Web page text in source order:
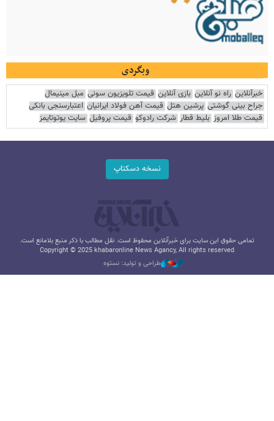
وبگردی
خبرآنلاین راه نو آنلاین بازی آنلاین قیمت تلویزیون سونی مبل مینیمال
جراح بینی گوشتی پرشین هتل قیمت آهن فولاد ایرانیان اعتبارسنجی بانکی
قیمت طلا امروز بلیط قطار شرکت رادوکو قیمت پروفیل سایت یوتوتایمز
نسخه دسکتاپ
تمامی حقوق این سایت برای خبرآنلاین محفوظ است. نقل مطالب با ذکر منبع بلامانع است.
Copyright © 2025 khabaronline News Agancy, All rights reserved
طراحی و تولید: نستوه